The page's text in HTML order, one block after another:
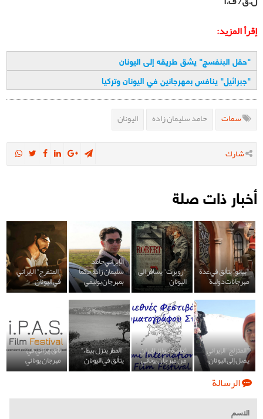
إقرأ المزيد:
"حقل البنفسج" يشق طريقه إلى اليونان
"جبرائيل" ينافس بمهرجانين في اليونان وتركيا
سمات حامد سليمان زاده اليونان
شارك
أخبار ذات صلة
"بيانو" يتألق في عدة
مهرجانات دولية
"روبرت" يسافر الى
اليونان
الإيراني حامد
سليمان زاده حكماً
بمهرجان بوليفي
"المتفرج" الإيراني
في اليونان
"المتزلج" الإيراني
يصل إلى اليونان
ثمانية جوائز لإيران
من مهرجان يوناني
"المطر ينزل ببطء"
يتألق في اليونان
تألق إيراني في
مهرجان يوناني
الرسالة